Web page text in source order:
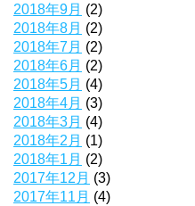
2018年9月 (2)
2018年8月 (2)
2018年7月 (2)
2018年6月 (2)
2018年5月 (4)
2018年4月 (3)
2018年3月 (4)
2018年2月 (1)
2018年1月 (2)
2017年12月 (3)
2017年11月 (4)